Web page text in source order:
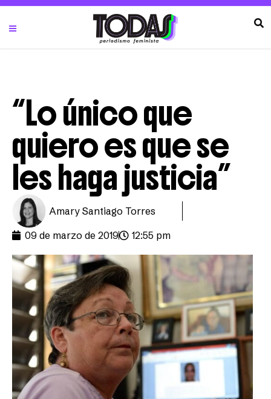
“Lo único que
quiero es que se
les haga justicia”
Amary Santiago Torres
09 de marzo de 2019 12:55 pm